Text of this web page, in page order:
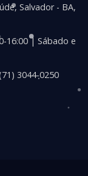
Salvador - BA,
16:00 | Sábado e
3044-0250